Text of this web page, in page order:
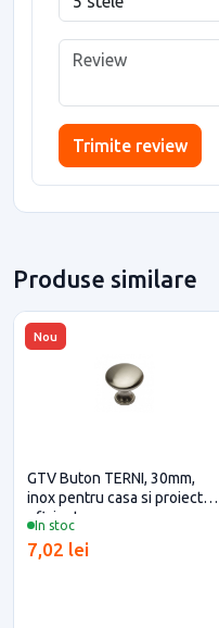
Trimite review
Produse similare
Nou
In stoc
GTV Buton TERNI, 30mm,
inox pentru casa si proiecte
eficiente
7,02 lei